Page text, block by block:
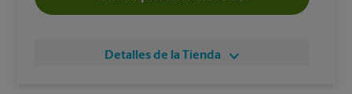
Detalles de la Tienda